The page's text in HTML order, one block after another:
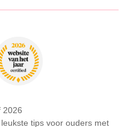
2026
tips voor ouders met